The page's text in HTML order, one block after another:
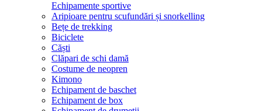
Echipamente sportive
Aripioare pentru scufundări și snorkelling
Bețe de trekking
Biciclete
Căști
Clăpari de schi damă
Costume de neopren
Kimono
Echipament de baschet
Echipament de box